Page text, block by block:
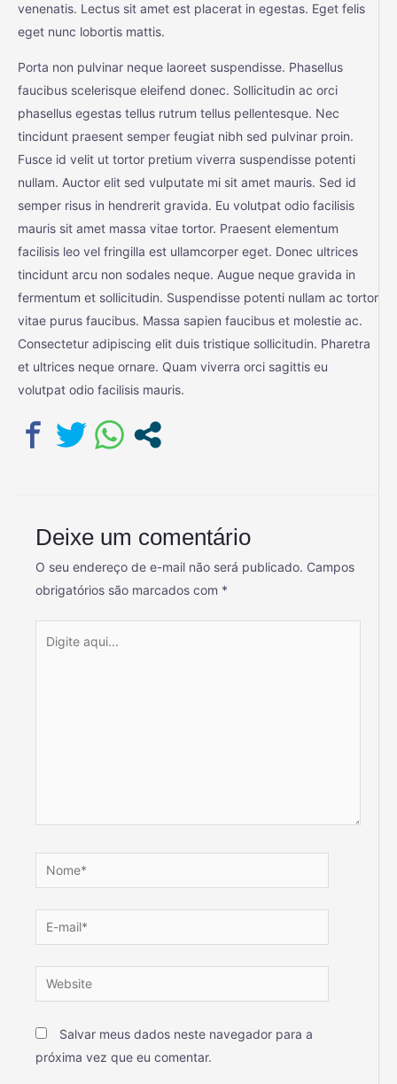
venenatis. Lectus sit amet est placerat in egestas. Eget felis
eget nunc lobortis mattis.
Porta non pulvinar neque laoreet suspendisse. Phasellus
faucibus scelerisque eleifend donec. Sollicitudin ac orci
phasellus egestas tellus rutrum tellus pellentesque. Nec
tincidunt praesent semper feugiat nibh sed pulvinar proin.
Fusce id velit ut tortor pretium viverra suspendisse potenti
nullam. Auctor elit sed vulputate mi sit amet mauris. Sed id
semper risus in hendrerit gravida. Eu volutpat odio facilisis
mauris sit amet massa vitae tortor. Praesent elementum
facilisis leo vel fringilla est ullamcorper eget. Donec ultrices
tincidunt arcu non sodales neque. Augue neque gravida in
fermentum et sollicitudin. Suspendisse potenti nullam ac tortor
vitae purus faucibus. Massa sapien faucibus et molestie ac.
Consectetur adipiscing elit duis tristique sollicitudin. Pharetra
et ultrices neque ornare. Quam viverra orci sagittis eu
volutpat odio facilisis mauris.
Deixe um comentário
O seu endereço de e-mail não será publicado. Campos
obrigatórios são marcados com *
Salvar meus dados neste navegador para a
próxima vez que eu comentar.